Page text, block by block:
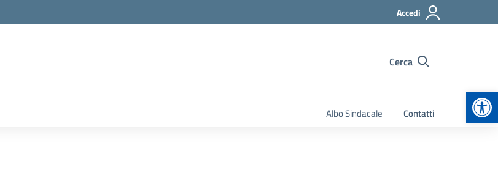
Accedi
Cerca
Albo Sindacale Contatti